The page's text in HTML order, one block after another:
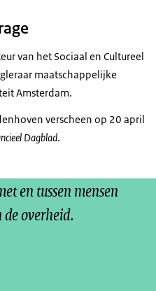
van het Sociaal en Cultureel
maatschappelijke
Amsterdam.
verscheen op 20 april
Dagblad.
en tussen mensen
overheid.